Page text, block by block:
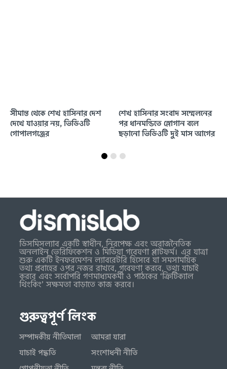
সীমান্ত থেকে শেখ হাসিনার দেশ
দেখে যাওয়ার নয়, ভিডিওটি
গোপালগঞ্জের
শেখ হাসিনার সংবাদ সম্মেলনের
পর ধানমন্ডিতে স্লোগান বলে
ছড়ানো ভিডিওটি দুই মাস আগের
ডিসমিসল্যাব একটি স্বাধীন, নিরপেক্ষ এবং অরাজনৈতিক
অনলাইন ভেরিফিকেশন ও মিডিয়া গবেষণা প্লাটফর্ম। এর যাত্রা
শুরু একটি ইনফরমেশন ল্যাবরেটরি হিসেবে যা সমসাময়িক
তথ্য প্রবাহের ওপর নজর রাখবে, গবেষণা করবে, তথ্য যাচাই
করবে এবং সর্বোপরি গণমাধ্যমকর্মী ও পাঠকের ‘ক্রিটিক্যাল
থিংকিং’ সক্ষমতা বাড়াতে কাজ করবে।
গুরুত্বপূর্ণ লিংক
সম্পাদকীয় নীতিমালা
যাচাই পদ্ধতি
আমরা যারা
সংশোধনী নীতি